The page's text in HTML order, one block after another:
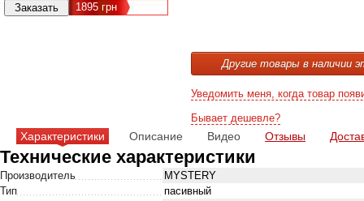
1895 грн
Другие товары в наличии
Уведомить меня, когда товар
Бывает дешевле?
Характеристики Описание Видео Отзывы
Технические характеристики
Производитель
MYSTERY
Тип
пасивный